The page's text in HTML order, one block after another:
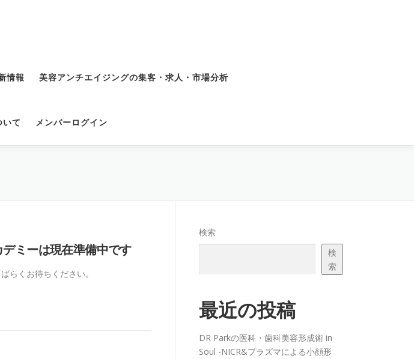
情報 美容アンチエイジングの集客・求人・市場分析
いて メンバーログイン
ミーは現在準備中です
らくお待ちください。
検索
検
索
最近の投稿
DR Parkの医科・歯科美容形成術 in
Soul -NICR&プラズマによる小顔形